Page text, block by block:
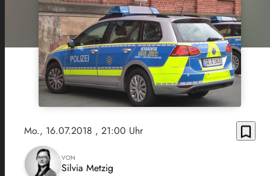
Mo., 16.07.2018 , 21:00 Uhr bookmark_border
VON
Silvia Metzig